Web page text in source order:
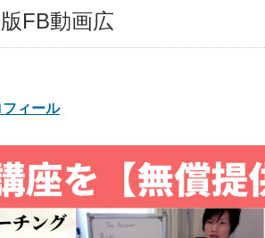
FB動画広
ィール